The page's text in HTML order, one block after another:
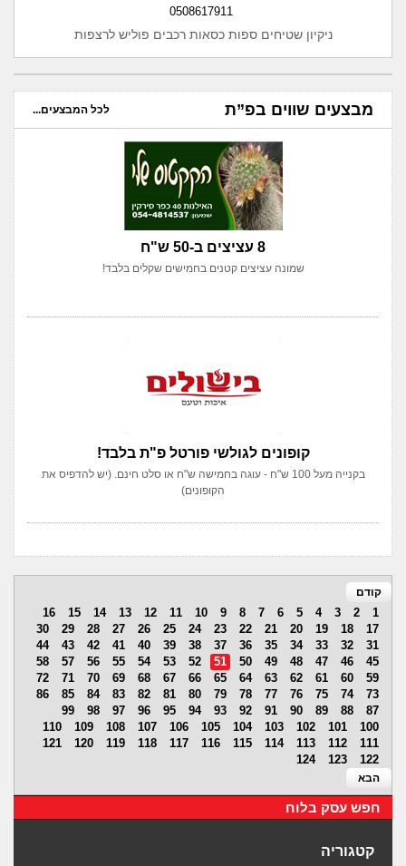
0508617911
ניקיון שטיחים ספות כסאות רכבים פוליש לרצפות
מבצעים שווים בפ”ת לכל המבצעים...
8 עציצים ב-50 ש"ח
שמונה עציצים קטנים בחמישים שקלים בלבד!
קופונים לגולשי פורטל פ"ת בלבד!
בקנייה מעל 100 ש"ח - עוגה בחמישה ש"ח או סלט חינם. (יש להדפיס את
הקופונים)
קודם
1
2
3
4
5
6
7
8
9
10
11
12
13
14
15
16
17
18
19
20
21
22
23
24
25
26
27
28
29
30
31
32
33
34
35
36
37
38
39
40
41
42
43
44
45
46
47
48
49
50
51
52
53
54
55
56
57
58
59
60
61
62
63
64
65
66
67
68
69
70
71
72
73
74
75
76
77
78
79
80
81
82
83
84
85
86
87
88
89
90
91
92
93
94
95
96
97
98
99
100
101
102
103
104
105
106
107
108
109
110
111
112
113
114
115
116
117
118
119
120
121
122
123
124
הבא
חפש עסק בלוח
קטגוריה